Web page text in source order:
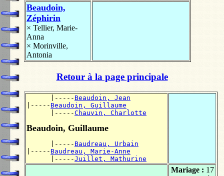
Beaudoin,
Zéphirin
× Tellier, Marie-
Anna
× Morinville,
Antonia
Retour à la page principale
      |-----
Beaudoin, Jean
|----- Beaudoin, Guillaume
      |-----
Chauvin, Charlotte
Beaudoin, Guillaume
      |-----
Baudreau, Urbain
|----- Baudreau, Marie-Anne
      |-----
Juillet, Mathurine
Mariage : 17